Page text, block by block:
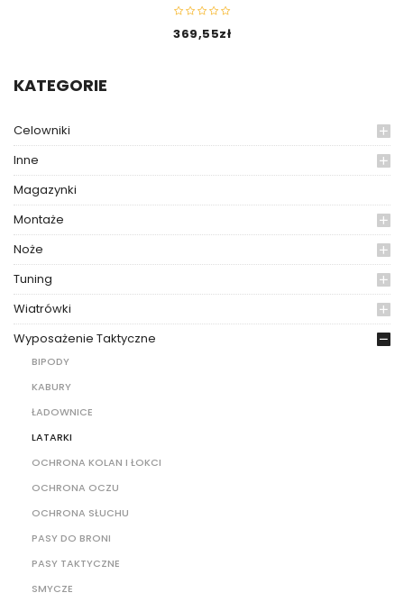
KATEGORIE
Celowniki
Inne
Magazynki
Montaże
Noże
Tuning
Wiatrówki
Wyposażenie Taktyczne
BIPODY
KABURY
ŁADOWNICE
LATARKI
OCHRONA KOLAN I ŁOKCI
OCHRONA OCZU
OCHRONA SŁUCHU
PASY DO BRONI
PASY TAKTYCZNE
SMYCZE
369,55zł